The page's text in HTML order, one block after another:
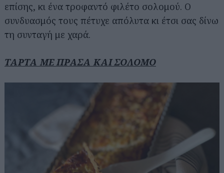
επίσης, κι ένα τροφαντό φιλέτο σολομού. Ο
συνδυασμός τους πέτυχε απόλυτα κι έτσι σας δίνω
τη συνταγή με χαρά.
ΤΑΡΤΑ ΜΕ ΠΡΑΣΑ ΚΑΙ ΣΟΛΟΜΟ